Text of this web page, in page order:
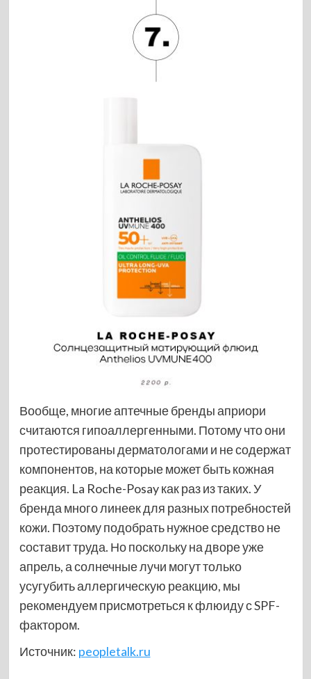
Вообще, многие аптечные бренды априори
считаются гипоаллергенными. Потому что они
протестированы дерматологами и не содержат
компонентов, на которые может быть кожная
реакция. La Roche-Posay как раз из таких. У
бренда много линеек для разных потребностей
кожи. Поэтому подобрать нужное средство не
составит труда. Но поскольку на дворе уже
апрель, а солнечные лучи могут только
усугубить аллергическую реакцию, мы
рекомендуем присмотреться к флюиду с SPF-
фактором.
Источник: peopletalk.ru